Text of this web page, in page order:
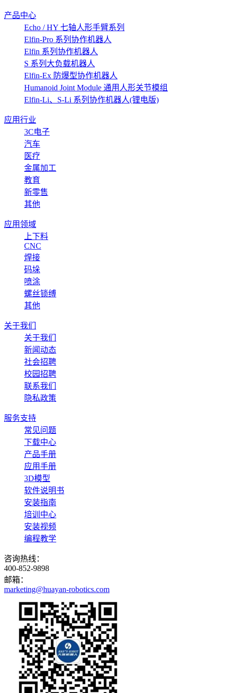
产品中心
Echo / HY 七轴人形手臂系列
Elfin-Pro 系列协作机器人
Elfin 系列协作机器人
S 系列大负载机器人
Elfin-Ex 防爆型协作机器人
Humanoid Joint Module 通用人形关节模组
Elfin-Li、S-Li 系列协作机器人(锂电版)
应用行业
3C电子
汽车
医疗
金属加工
教育
新零售
其他
应用领域
上下料
CNC
焊接
码垛
喷涂
螺丝锁缚
其他
关于我们
关于我们
新闻动态
社会招聘
校园招聘
联系我们
隐私政策
服务支持
常见问题
下载中心
产品手册
应用手册
3D模型
软件说明书
安装指南
培训中心
安装视频
编程教学
咨询热线：
400-852-9898
邮箱：
marketing@huayan-robotics.com